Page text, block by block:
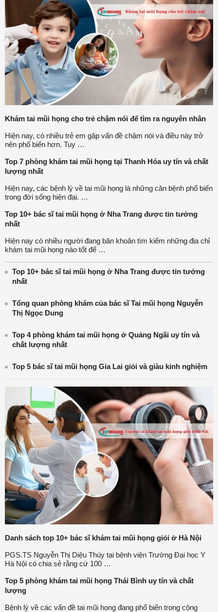
Khám tai mũi họng cho trẻ chậm nói để tìm ra nguyên nhân
Hiện nay, có nhiều trẻ em gặp vấn đề chậm nói và điều này trở
nên phổ biến hơn. Tuy …
Top 7 phòng khám tai mũi họng tại Thanh Hóa uy tín và chất
lượng nhất
Hiện nay, các bệnh lý về tai mũi họng là những căn bệnh phổ biến
trong đời sống hiện đại. …
Top 10+ bác sĩ tai mũi họng ở Nha Trang được tin tưởng
nhất
Hiện nay có nhiều người đang băn khoăn tìm kiếm những địa chỉ
khám tai mũi họng nào tốt để …
Top 10+ bác sĩ tai mũi họng ở Nha Trang được tin tưởng
nhất
Tổng quan phòng khám của bác sĩ Tai mũi họng Nguyễn
Thị Ngọc Dung
Top 4 phòng khám tai mũi họng ở Quảng Ngãi uy tín và
chất lượng nhất
Top 5 bác sĩ tai mũi họng Gia Lai giỏi và giàu kinh nghiệm
Danh sách top 10+ bác sĩ khám tai mũi họng giỏi ở Hà Nội
PGS.TS Nguyễn Thị Diệu Thúy tại bệnh viện Trường Đại học Y
Hà Nội có chia sẻ rằng cứ 100 …
Top 5 phòng khám tai mũi họng Thái Bình uy tín và chất
lượng
Bệnh lý về các vấn đề tai mũi họng đang phổ biến trong cộng